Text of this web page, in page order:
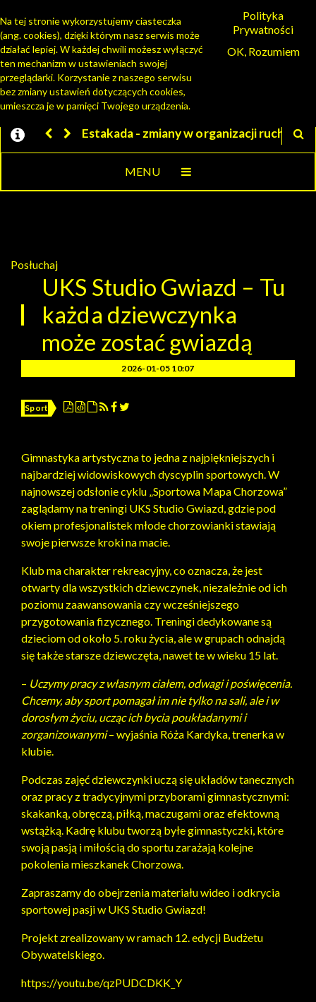
PORTAL MIESZKAŃCA
w organizacji ruchuJesteśmy w EZD
MENU
Posłuchaj
UKS Studio Gwiazd – Tu
każda dziewczynka
może zostać gwiazdą
2026-01-05 10:07
Sport
Gimnastyka artystyczna to jedna z najpiękniejszych i
najbardziej widowiskowych dyscyplin sportowych. W
najnowszej odsłonie cyklu „Sportowa Mapa Chorzowa”
zaglądamy na treningi UKS Studio Gwiazd, gdzie pod
okiem profesjonalistek młode chorzowianki stawiają
swoje pierwsze kroki na macie.
Klub ma charakter rekreacyjny, co oznacza, że jest
otwarty dla wszystkich dziewczynek, niezależnie od ich
poziomu zaawansowania czy wcześniejszego
przygotowania fizycznego. Treningi dedykowane są
dzieciom od około 5. roku życia, ale w grupach odnajdą
się także starsze dziewczęta, nawet te w wieku 15 lat.
– Uczymy pracy z własnym ciałem, odwagi i poświęcenia.
Chcemy, aby sport pomagał im nie tylko na sali, ale i w
dorosłym życiu, ucząc ich bycia poukładanymi i
zorganizowanymi– wyjaśnia Róża Kardyka, trenerka w
klubie.
Podczas zajęć dziewczynki uczą się układów tanecznych
oraz pracy z tradycyjnymi przyborami gimnastycznymi:
skakanką, obręczą, piłką, maczugami oraz efektowną
wstążką. Kadrę klubu tworzą byłe gimnastyczki, które
swoją pasją i miłością do sportu zarażają kolejne
pokolenia mieszkanek Chorzowa.
Zapraszamy do obejrzenia materiału wideo i odkrycia
sportowej pasji w UKS Studio Gwiazd!
Projekt zrealizowany w ramach 12. edycji Budżetu
Obywatelskiego.
https://youtu.be/qzPUDCDKK_Y
Polityka
Prywatności
OK, Rozumiem
Na tej stronie wykorzystujemy ciasteczka
(ang. cookies), dzięki którym nasz serwis może
działać lepiej. W każdej chwili możesz wyłączyć
ten mechanizm w ustawieniach swojej
przeglądarki. Korzystanie z naszego serwisu
bez zmiany ustawień dotyczących cookies,
umieszcza je w pamięci Twojego urządzenia.